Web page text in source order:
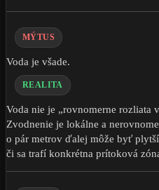
MÝTUS
Voda je všade.
REALITA
Voda nie je „rovnomerne rozliata
Zvodnenie je lokálne a
o pár metrov ďalej môže byť
či sa trafí konkrétna prítoková